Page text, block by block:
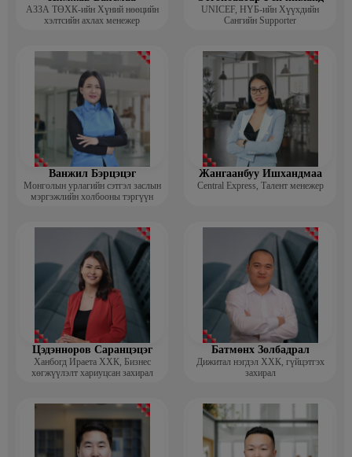
АЗЗА ТӨХК-ийн Хүний нөөцийн
хэлтсийн ахлах менежер
UNIСЕF, НҮБ-ийн Хүүхдийн
Сангийн Supporter
Ванжил Бэрцэцэг
Монголын урлагийн сэтгэл заслын
мэргэжлийн холбооны тэргүүн
Жангаанбуу Ишхандмаа
Central Express, Талент менежер
Цэдэнноров Саранцэцэг
Ханбогд Ираета ХХК, Бизнес
хөгжүүлэлт хариуцсан захирал
Батмөнх Золбадрал
Дижитал нэгдэл ХХК, гүйцэтгэх
захирал